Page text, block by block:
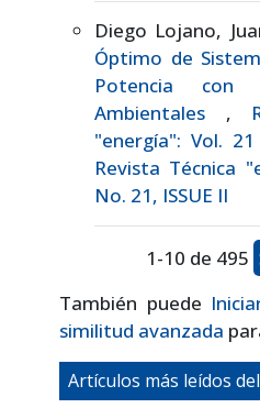
Diego Lojano,
Óptimo de
Potencia con
Ambientales ,
"energía": Vol.
Revista Técnica
No. 21, ISSUE II
1-10 de 495
También puede
similitud avanzada
Artículos más leídos